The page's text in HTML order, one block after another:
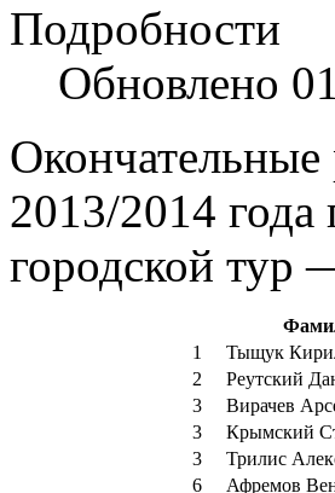
Подробности
Обновлено
Окончательные
2013/2014 года
городской тур
1
Тыщук
2
Реутский
3
Вирачев
3
Крымский
3
Трилис
6
Афремов